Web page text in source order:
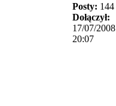
Posty: 144
Dołączył:
17/07/2008
20:07